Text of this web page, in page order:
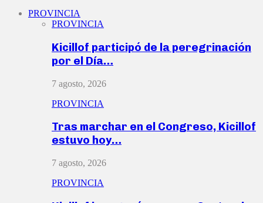
PROVINCIA
PROVINCIA
Kicillof participó de la peregrinación
por el Día…
7 agosto, 2026
PROVINCIA
Tras marchar en el Congreso, Kicillof
estuvo hoy…
7 agosto, 2026
PROVINCIA